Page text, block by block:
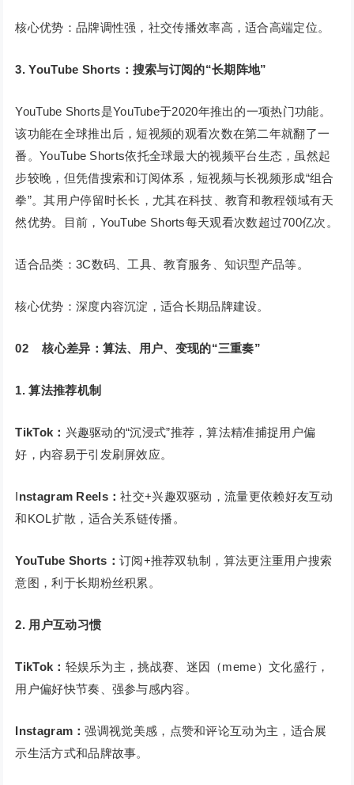
核心优势：品牌调性强，社交传播效率高，适合高端定位。
3. YouTube Shorts ：搜索与订阅的“长期阵地”
YouTube Shorts是YouTube于2020年推出的一项热门功能。
该功能在全球推出后，短视频的观看次数在第二年就翻了一
番。YouTube Shorts依托全球最大的视频平台生态，虽然起
步较晚，但凭借搜索和订阅体系，短视频与长视频形成“组合
拳”。其用户停留时长长，尤其在科技、教育和教程领域有天
然优势。目前，YouTube Shorts每天观看次数超过700亿次。
适合品类：3C数码、工具、教育服务、知识型产品等。
核心优势：深度内容沉淀，适合长期品牌建设。
02 核心差异：算法、用户、变现的“三重奏”
1.算法推荐机制
TikTok： 兴趣驱动的“沉浸式”推荐，算法精准捕捉用户偏
好，内容易于引发刷屏效应。
Instagram Reels ：社交+兴趣双驱动，流量更依赖好友互动
和KOL扩散，适合关系链传播。
YouTube Shorts： 订阅+推荐双轨制，算法更注重用户搜索
意图，利于长期粉丝积累。
2. 用户互动习惯
TikTok： 轻娱乐为主，挑战赛、迷因（meme）文化盛行，
用户偏好快节奏、强参与感内容。
Instagram：强调视觉美感，点赞和评论互动为主，适合展
示生活方式和品牌故事。